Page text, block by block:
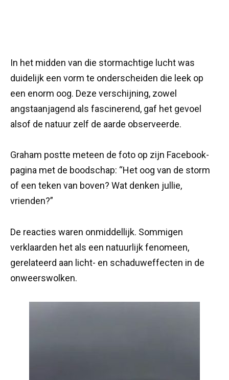
In het midden van die stormachtige lucht was
duidelijk een vorm te onderscheiden die leek op
een enorm oog. Deze verschijning, zowel
angstaanjagend als fascinerend, gaf het gevoel
alsof de natuur zelf de aarde observeerde.
Graham postte meteen de foto op zijn Facebook-
pagina met de boodschap: “Het oog van de storm
of een teken van boven? Wat denken jullie,
vrienden?”
De reacties waren onmiddellijk. Sommigen
verklaarden het als een natuurlijk fenomeen,
gerelateerd aan licht- en schaduweffecten in de
onweerswolken.